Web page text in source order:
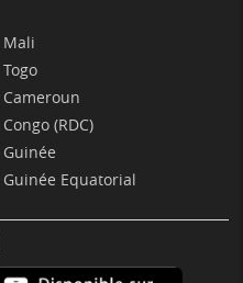
Mali
Togo
Cameroun
Congo (RDC)
Guinée
Guinée Equatorial